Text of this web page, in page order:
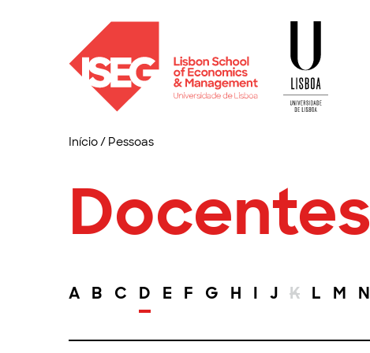
Início/ Pessoas
Docentes
A B C D E F G H I J K L M N